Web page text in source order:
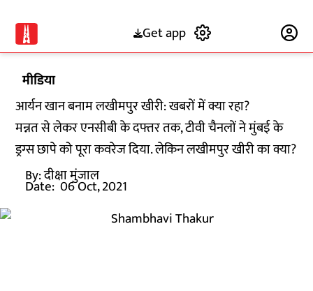
Get app
मीडिया
आर्यन खान बनाम लखीमपुर खीरी: खबरों में क्या रहा?
मन्नत से लेकर एनसीबी के दफ्तर तक‌, टीवी चैनलों ने मुंबई के
ड्रग्स छापे को पूरा कवरेज दिया. लेकिन लखीमपुर खीरी का क्या?
By:दीक्षा मुंजाल
Date: 06 Oct, 2021